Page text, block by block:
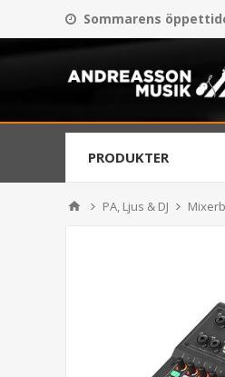
Sommarens
PRODUKTER
PA, Ljus & DJ